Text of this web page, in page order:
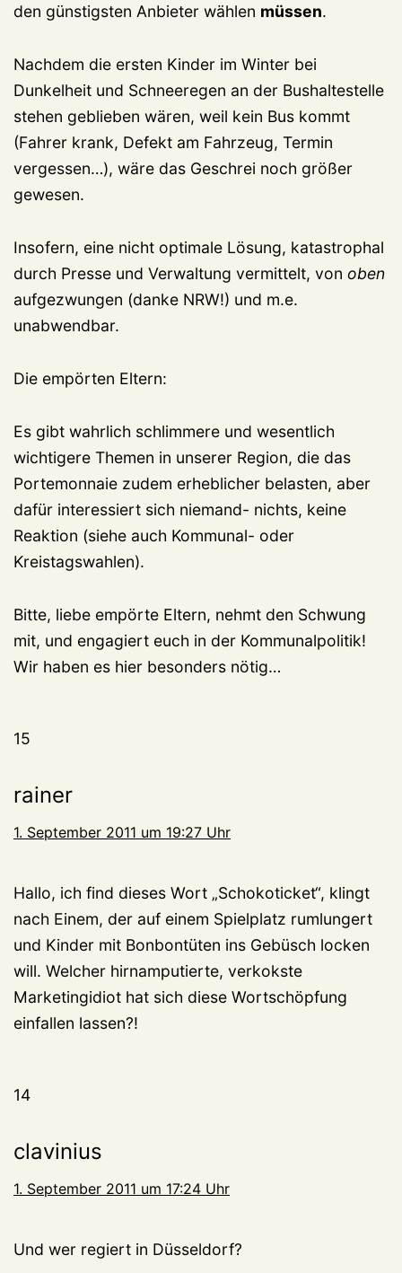
den günstigsten Anbieter wählen müssen.
Nachdem die ersten Kinder im Winter bei
Dunkelheit und Schneeregen an der Bushaltestelle
stehen geblieben wären, weil kein Bus kommt
(Fahrer krank, Defekt am Fahrzeug, Termin
vergessen…), wäre das Geschrei noch größer
gewesen.
Insofern, eine nicht optimale Lösung, katastrophal
durch Presse und Verwaltung vermittelt, von oben
aufgezwungen (danke NRW!) und m.e.
unabwendbar.
Die empörten Eltern:
Es gibt wahrlich schlimmere und wesentlich
wichtigere Themen in unserer Region, die das
Portemonnaie zudem erheblicher belasten, aber
dafür interessiert sich niemand- nichts, keine
Reaktion (siehe auch Kommunal- oder
Kreistagswahlen).
Bitte, liebe empörte Eltern, nehmt den Schwung
mit, und engagiert euch in der Kommunalpolitik!
Wir haben es hier besonders nötig…
15
rainer
1. September 2011 um 19:27 Uhr
Hallo, ich find dieses Wort „Schokoticket“, klingt
nach Einem, der auf einem Spielplatz rumlungert
und Kinder mit Bonbontüten ins Gebüsch locken
will. Welcher hirnamputierte, verkokste
Marketingidiot hat sich diese Wortschöpfung
einfallen lassen?!
14
clavinius
1. September 2011 um 17:24 Uhr
Und wer regiert in Düsseldorf?